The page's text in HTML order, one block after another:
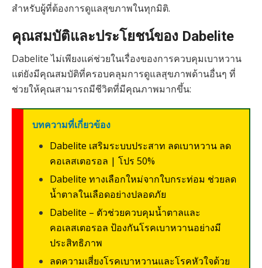
สำหรับผู้ที่ต้องการดูแลสุขภาพในทุกมิติ.
คุณสมบัติและประโยชน์ของ Dabelite
Dabelite ไม่เพียงแค่ช่วยในเรื่องของการควบคุมเบาหวาน
แต่ยังมีคุณสมบัติที่ครอบคลุมการดูแลสุขภาพด้านอื่นๆ ที่
ช่วยให้คุณสามารถมีชีวิตที่มีคุณภาพมากขึ้น:
บทความที่เกี่ยวข้อง
Dabelite เสริมระบบประสาท ลดเบาหวาน ลด
คอเลสเตอรอล | โปร 50%
Dabelite ทางเลือกใหม่จากใบกระท่อม ช่วยลด
น้ำตาลในเลือดอย่างปลอดภัย
Dabelite – ตัวช่วยควบคุมน้ำตาลและ
คอเลสเตอรอล ป้องกันโรคเบาหวานอย่างมี
ประสิทธิภาพ
ลดความเสี่ยงโรคเบาหวานและโรคหัวใจด้วย